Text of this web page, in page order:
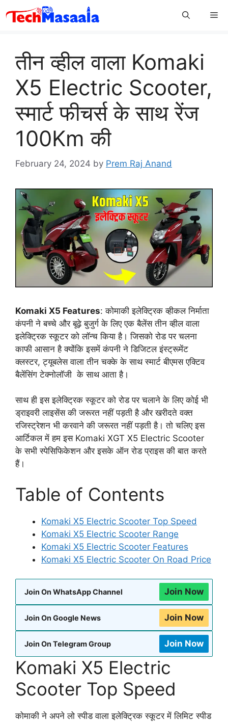
to
तीन व्हील वाला Komaki
X5 Electric Scooter,
स्मार्ट फीचर्स के साथ रेंज
100Km की
February 24, 2024 by Prem Raj Anand
Komaki X5 Features: कोमाकी इलेक्ट्रिक व्हीकल निर्माता
कंपनी ने बच्चे और बूढ़े बुजुर्ग के लिए एक बैलेंस तीन व्हील वाला
इलेक्ट्रिक स्कूटर को लॉन्च किया है। जिसको रोड पर चलना
काफी आसान है क्योंकि इसमें कंपनी ने डिजिटल इंस्ट्रूमेंट
क्लस्टर, ट्यूबलेस वाला तीन चक्के के साथ स्मार्ट बीएमस एक्टिव
बैलेंसिंग टेक्नोलॉजी के साथ आता है।
साथ ही इस इलेक्ट्रिक स्कूटर को रोड पर चलाने के लिए कोई भी
ड्राइवरी लाइसेंस की जरूरत नहीं पड़ती है और खरीदते वक्त
रजिस्ट्रेशन भी करवाने की जरूरत नहीं पड़ती है। तो चलिए इस
आर्टिकल में हम इस Komaki XGT X5 Electric Scooter
के सभी स्पेसिफिकेशन और इसके ऑन रोड प्राइस की बात करते
हैं।
Table of Contents
Komaki X5 Electric Scooter Top Speed
Komaki X5 Electric Scooter Range
Komaki X5 Electric Scooter Features
Komaki X5 Electric Scooter On Road Price
Join On WhatsApp Channel Join Now
Join On Google News Join Now
Join On Telegram Group Join Now
Komaki X5 Electric
Scooter Top Speed
कोमाकी ने अपने लो स्पीड वाला इलेक्ट्रिक स्कूटर में लिमिट स्पीड